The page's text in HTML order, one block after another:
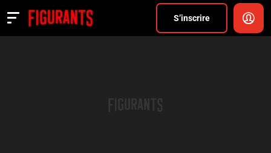
S’inscrire
Actualités